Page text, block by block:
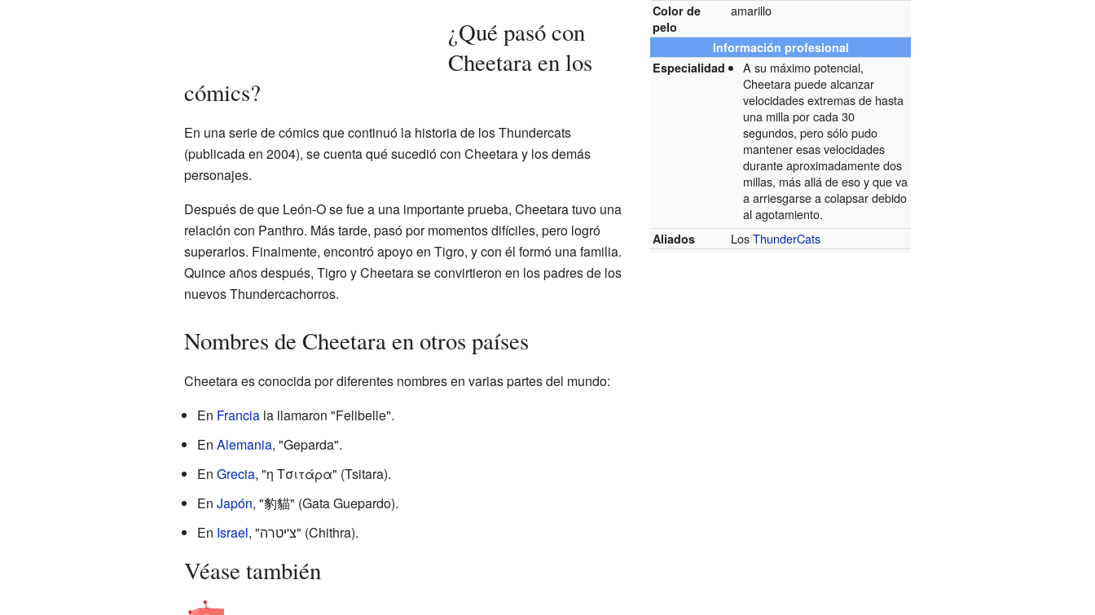
Color de
pelo
amarillo
Información profesional
Especialidad
A su máximo potencial,
Cheetara puede alcanzar
velocidades extremas de hasta
una milla por cada 30
segundos, pero sólo pudo
mantener esas velocidades
durante aproximadamente dos
millas, más allá de eso y que va
a arriesgarse a colapsar debido
al agotamiento.
Aliados LosThunderCats
¿Qué pasó con
Cheetara en los
cómics?
En una serie de cómics que continuó la historia de los Thundercats
(publicada en 2004), se cuenta qué sucedió con Cheetara y los demás
personajes.
Después de que León-O se fue a una importante prueba, Cheetara tuvo una
relación con Panthro. Más tarde, pasó por momentos difíciles, pero logró
superarlos. Finalmente, encontró apoyo en Tigro, y con él formó una familia.
Quince años después, Tigro y Cheetara se convirtieron en los padres de los
nuevos Thundercachorros.
Nombres de Cheetara en otros países
Cheetara es conocida por diferentes nombres en varias partes del mundo:
En Franciala llamaron "Felibelle".
En Alemania, "Geparda".
En Grecia, "η Τσιτάρα" (Tsitara).
En Japón, "豹貓" (Gata Guepardo).
En Israel , "צ'יטרה" (Chithra).
Véase también